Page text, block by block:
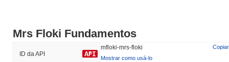
Mrs Floki Fundamentos
ID da API
mfloki-mrs-floki
Copiar
Mostrar como usá-lo